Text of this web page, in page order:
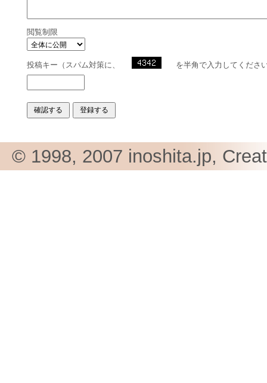
閲覧制限
投稿キー（スパム対策に、 を半角で入力してくださ
© 1998, 2007 inoshita.jp,